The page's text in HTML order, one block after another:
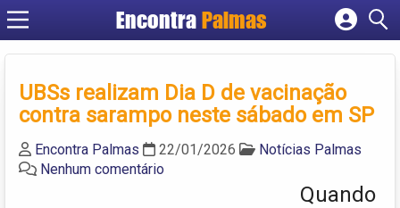
Encontra Palmas
Cadastrar empresa
Criar conta
UBSs realizam Dia D de vacinação
contra sarampo neste sábado em SP
Encontra Palmas 22/01/2026
Notícias Palmas
Nenhum comentário
Quando